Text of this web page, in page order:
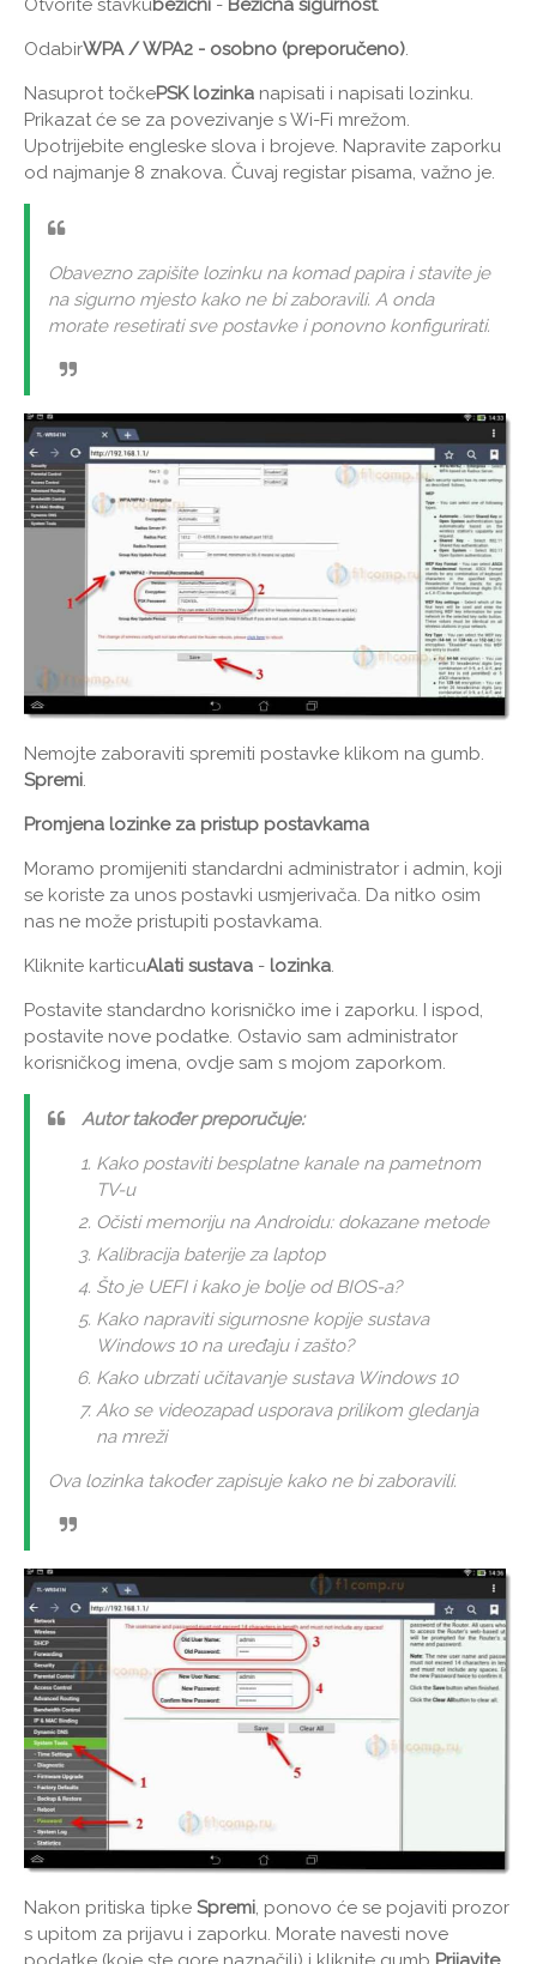
Otvorite stavkubežični - Bežična sigurnost.
OdabirWPA / WPA2 - osobno (preporučeno).
Nasuprot točkePSK lozinka napisati i napisati lozinku.
Prikazat će se za povezivanje s Wi-Fi mrežom.
Upotrijebite engleske slova i brojeve. Napravite zaporku
od najmanje 8 znakova. Čuvaj registar pisama, važno je.
Obavezno zapišite lozinku na komad papira i stavite je
na sigurno mjesto kako ne bi zaboravili. A onda
morate resetirati sve postavke i ponovno konfigurirati.
Nemojte zaboraviti spremiti postavke klikom na gumb.
Spremi
Promjena lozinke za pristup postavkama
Moramo promijeniti standardni administrator i admin, koji
se koriste za unos postavki usmjerivača. Da nitko osim
nas ne može pristupiti postavkama.
Kliknite karticuAlati sustava - lozinka
Postavite standardno korisničko ime i zaporku. I ispod,
postavite nove podatke. Ostavio sam administrator
korisničkog imena, ovdje sam s mojom zaporkom.
Autor također preporučuje:
Kako postaviti besplatne kanale na pametnom
TV-u
Očisti memoriju na Androidu: dokazane metode
Kalibracija baterije za laptop
Što je UEFI i kako je bolje od BIOS-a?
Kako napraviti sigurnosne kopije sustava
Windows 10 na uređaju i zašto?
Kako ubrzati učitavanje sustava Windows 10
Ako se videozapad usporava prilikom gledanja
na mreži
Ova lozinka također zapisuje kako ne bi zaboravili.
Nakon pritiska tipke Spremi, ponovo će se pojaviti prozor
s upitom za prijavu i zaporku. Morate navesti nove